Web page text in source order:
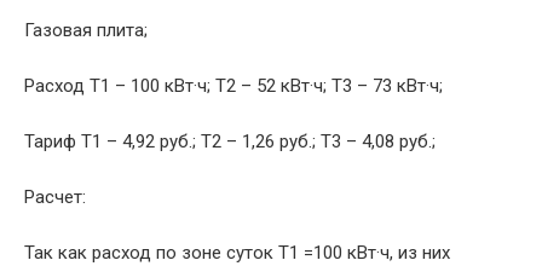
Газовая плита;
Расход Т1 – 100 кВт·ч; Т2 – 52 кВт·ч; Т3 – 73 кВт·ч;
Тариф Т1 – 4,92 руб.; Т2 – 1,26 руб.; Т3 – 4,08 руб.;
Расчет:
Так как расход по зоне суток Т1 =100 кВт·ч, из них